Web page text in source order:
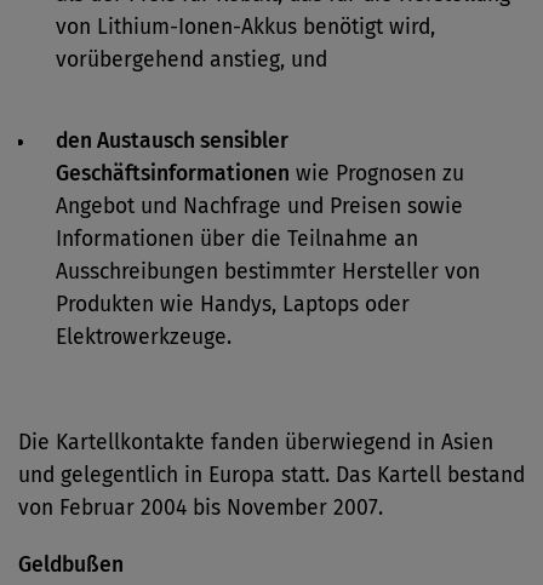
von Lithium-Ionen-Akkus benötigt wird,
vorübergehend anstieg, und
den Austausch sensibler
Geschäftsinformationen wie Prognosen zu
Angebot und Nachfrage und Preisen sowie
Informationen über die Teilnahme an
Ausschreibungen bestimmter Hersteller von
Produkten wie Handys, Laptops oder
Elektrowerkzeuge.
Die Kartellkontakte fanden überwiegend in Asien
und gelegentlich in Europa statt. Das Kartell bestand
von Februar 2004 bis November 2007.
Geldbußen